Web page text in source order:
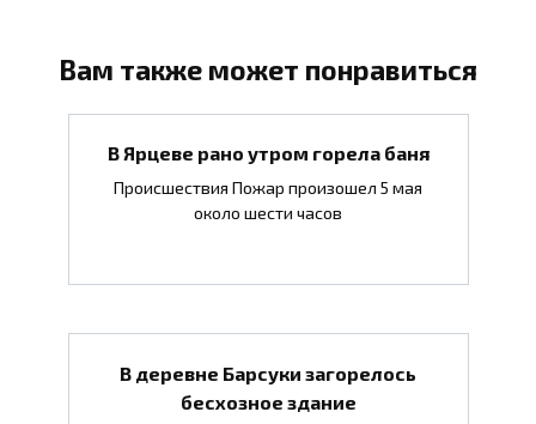
Вам также может понравиться
В Ярцеве рано утром горела баня
Происшествия Пожар произошел 5 мая
около шести часов
В деревне Барсуки загорелось
бесхозное здание